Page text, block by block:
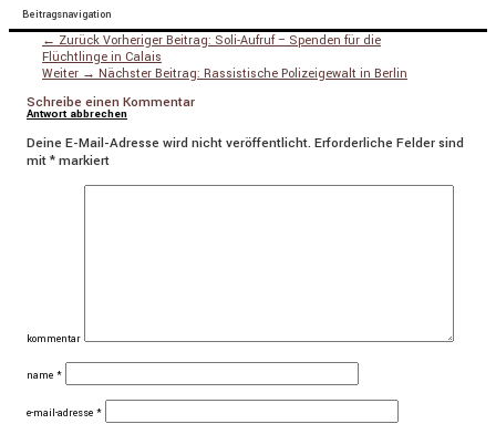
Beitragsnavigation
← Zurück Vorheriger Beitrag: Soli-Aufruf – Spenden für die
Flüchtlinge in Calais
Weiter → Nächster Beitrag: Rassistische Polizeigewalt in Berlin
Schreibe einen Kommentar
Antwort abbrechen
Deine E-Mail-Adresse wird nicht veröffentlicht. Erforderliche Felder sind
mit*markiert
kommentar
name *
e-mail-adresse *